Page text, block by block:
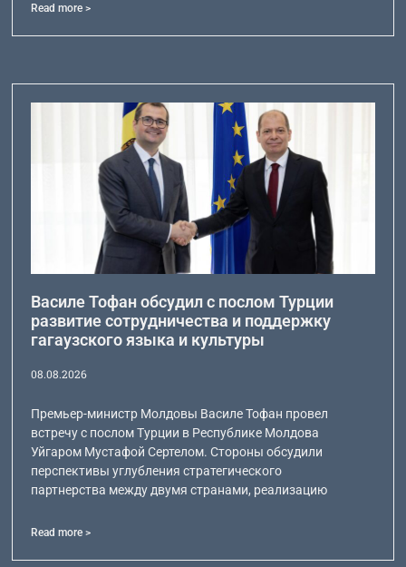
Read more >
Василе Тофан обсудил с послом Турции
развитие сотрудничества и поддержку
гагаузского языка и культуры
08.08.2026
Премьер-министр Молдовы Василе Тофан провел
встречу с послом Турции в Республике Молдова
Уйгаром Мустафой Сертелом. Стороны обсудили
перспективы углубления стратегического
партнерства между двумя странами, реализацию
Read more >